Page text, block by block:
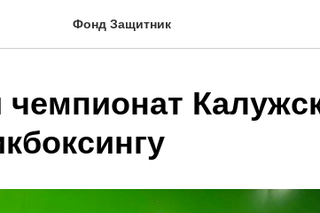
Фонд Защитник
чемпионат